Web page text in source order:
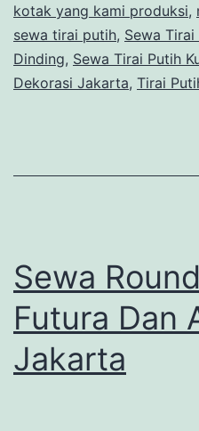
kotak yang kami produksi,
sewa tirai putih, Sewa
Dinding, Sewa Tirai Putih
Dekorasi Jakarta, Tirai
Sewa
Futura Dan
Jakarta